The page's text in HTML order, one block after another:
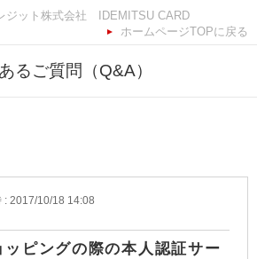
ホームページTOPに戻る
るご質問（Q&A）
: 2017/10/18 14:08
ッピングの際の本人認証サー